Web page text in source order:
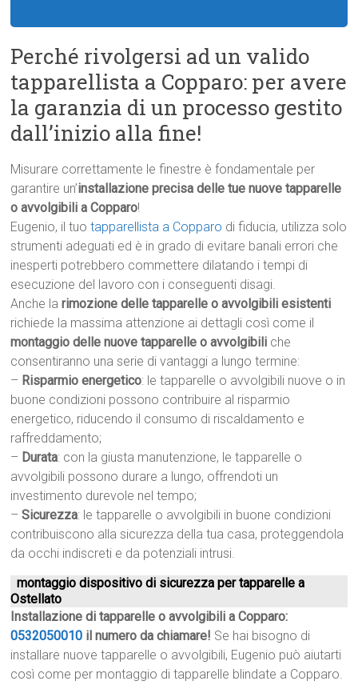
Perché rivolgersi ad un valido
tapparellista a Copparo: per avere
la garanzia di un processo gestito
dall’inizio alla fine!
Misurare correttamente le finestre è fondamentale per
garantire un’installazione precisa delle tue nuove tapparelle
o avvolgibili a Copparo!
Eugenio, il tuotapparellista a Copparo di fiducia, utilizza solo
strumenti adeguati ed è in grado di evitare banali errori che
inesperti potrebbero commettere dilatando i tempi di
esecuzione del lavoro con i conseguenti disagi.
Anche larimozione delle tapparelle o avvolgibili esistenti
richiede la massima attenzione ai dettagli così come il
montaggio delle nuove tapparelle o avvolgibili che
consentiranno una serie di vantaggi a lungo termine:
– Risparmio energetico: le tapparelle o avvolgibili nuove o in
buone condizioni possono contribuire al risparmio
energetico, riducendo il consumo di riscaldamento e
raffreddamento;
– Durata: con la giusta manutenzione, le tapparelle o
avvolgibili possono durare a lungo, offrendoti un
investimento durevole nel tempo;
–Sicurezza: le tapparelle o avvolgibili in buone condizioni
contribuiscono alla sicurezza della tua casa, proteggendola
da occhi indiscreti e da potenziali intrusi.
montaggio dispositivo di sicurezza per tapparelle a
Ostellato
Installazione di tapparelle o avvolgibili a Copparo:
0532050010 il numero da chiamare! Se hai bisogno di
installare nuove tapparelle o avvolgibili, Eugenio può aiutarti
così come per montaggio di tapparelle blindate a Copparo.